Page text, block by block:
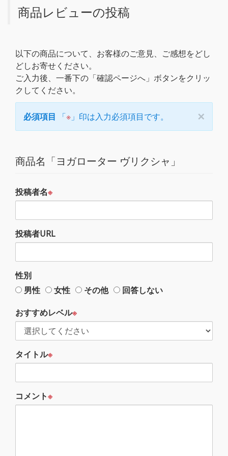
商品レビューの投稿
以下の商品について、お客様のご意見、ご感想をどし
どしお寄せください。
ご入力後、一番下の「確認ページへ」ボタンをクリッ
クしてください。
×
必須項目 「※ 」印は入力必須項目です。
商品名「ヨガローター ヴリクシャ」
投稿者名※
投稿者URL
性別
男性
女性 その他
回答しない
おすすめレベル※
タイトル※
コメント※